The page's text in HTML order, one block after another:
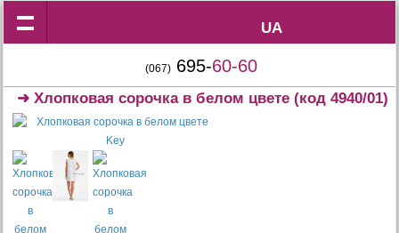
UA
UA
(067) 695-60-60
➜Хлопковая сорочка в белом цвете (код 4940/01)